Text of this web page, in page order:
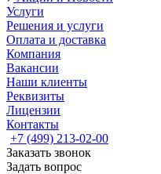
Услуги
Решения и услуги
Оплата и доставка
Компания
Вакансии
Наши клиенты
Реквизиты
Лицензии
Контакты
+7 (499) 213-02-00
Заказать звонок
Задать вопрос